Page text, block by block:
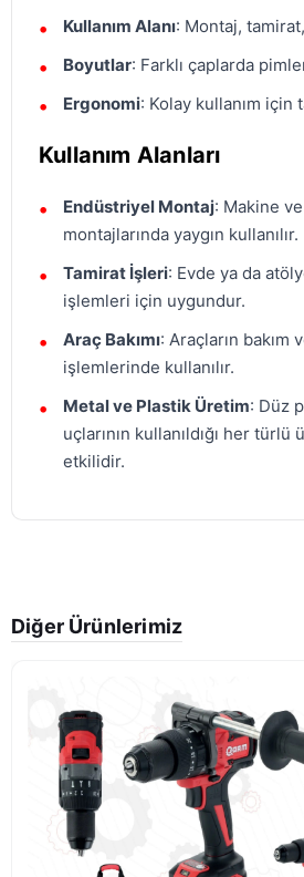
Kullanım Alanı: Montaj,
Boyutlar: Farklı çaplarda
Ergonomi: Kolay kullanım için
Kullanım Alanları
Endüstriyel Montaj: Makine
montajlarında yaygın kullanılır.
Tamirat İşleri: Evde ya da
işlemleri için uygundur.
Araç Bakımı: Araçların bakım
işlemlerinde kullanılır.
Metal ve Plastik Üretim: Düz
uçlarının kullanıldığı her
etkilidir.
Diğer Ürünlerimiz